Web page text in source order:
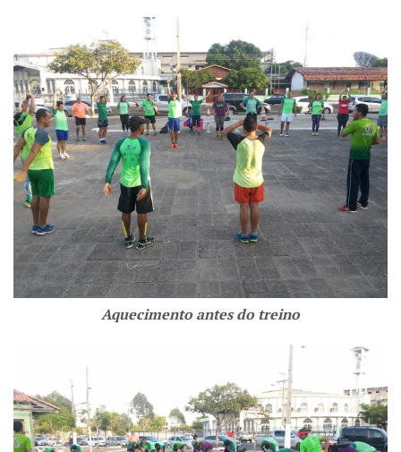
Aquecimento antes do treino